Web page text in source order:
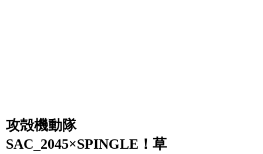
攻殻機動隊
SAC_2045×SPINGLE！草